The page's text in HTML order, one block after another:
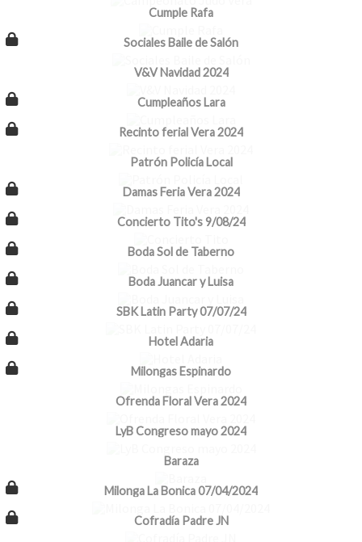
Cumple Rafa
Sociales Baile de Salón
V&V Navidad 2024
Cumpleaños Lara
Recinto ferial Vera 2024
Patrón Policía Local
Damas Feria Vera 2024
Concierto Tito's 9/08/24
Boda Sol de Taberno
Boda Juancar y Luisa
SBK Latin Party 07/07/24
Hotel Adaria
Milongas Espinardo
Ofrenda Floral Vera 2024
LyB Congreso mayo 2024
Baraza
Milonga La Bonica 07/04/2024
Cofradía Padre JN